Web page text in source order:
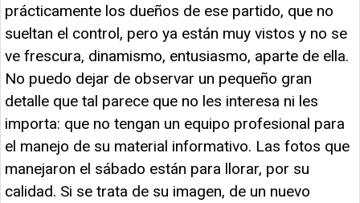
prácticamente los dueños de ese partido, que no
sueltan el control, pero ya están muy vistos y no se
ve frescura, dinamismo, entusiasmo, aparte de ella.
No puedo dejar de observar un pequeño gran
detalle que tal parece que no les interesa ni les
importa: que no tengan un equipo profesional para
el manejo de su material informativo. Las fotos que
manejaron el sábado están para llorar, por su
calidad. Si se trata de su imagen, de un nuevo